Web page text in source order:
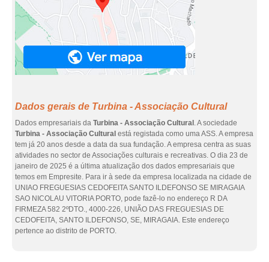
Dados gerais de Turbina - Associação Cultural
Dados empresariais da Turbina - Associação Cultural . A sociedade
Turbina - Associação Cultural está registada como uma ASS. A empresa
tem já 20 anos desde a data da sua fundação. A empresa centra as suas
atividades no sector de Associações culturais e recreativas. O dia 23 de
janeiro de 2025 é a última atualização dos dados empresariais que
temos em Empresite. Para ir à sede da empresa localizada na cidade de
UNIAO FREGUESIAS CEDOFEITA SANTO ILDEFONSO SE MIRAGAIA
SAO NICOLAU VITORIA PORTO, pode fazê-lo no endereço R DA
FIRMEZA 582 2ºDTO., 4000-226, UNIÃO DAS FREGUESIAS DE
CEDOFEITA, SANTO ILDEFONSO, SE, MIRAGAIA. Este endereço
pertence ao distrito de PORTO.